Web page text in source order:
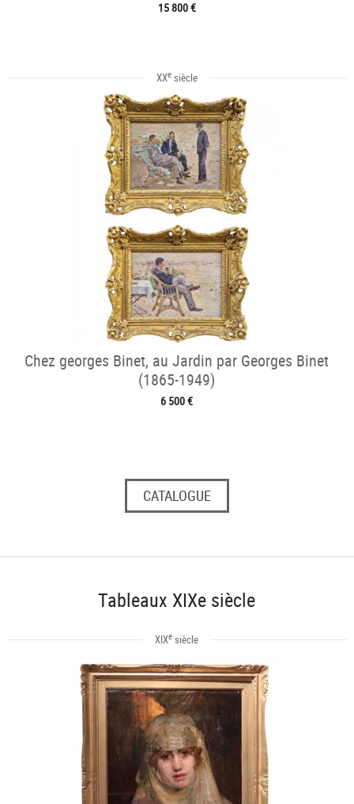
15 800 €
XXesiècle
Chez georges Binet, au Jardin par Georges Binet
(1865-1949)
6 500 €
CATALOGUE
Tableaux XIXe siècle
XIXe siècle